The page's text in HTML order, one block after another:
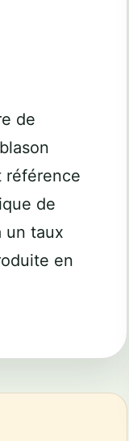
de
référence
de
un taux
en